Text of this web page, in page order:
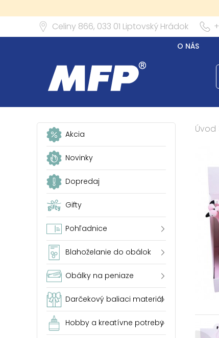
Celiny 866, 033 01 Liptovský Hrádok
O NÁS
Akcia
Novinky
Dopredaj
Gifty
Pohľadnice
Blahoželanie do obálok
Obálky na peniaze
Darčekový baliaci materiál
Hobby a kreatívne potreby
Úvod